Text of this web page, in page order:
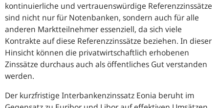
kontinuierliche und vertrauenswürdige Referenzzinssätze
sind nicht nur für Notenbanken, sondern auch für alle
anderen Marktteilnehmer essenziell, da sich viele
Kontrakte auf diese Referenzzinssätze beziehen. In dieser
Hinsicht können die privatwirtschaftlich erhobenen
Zinssätze durchaus auch als öffentliches Gut verstanden
werden.
Der kurzfristige Interbankenzinssatz Eonia beruht im